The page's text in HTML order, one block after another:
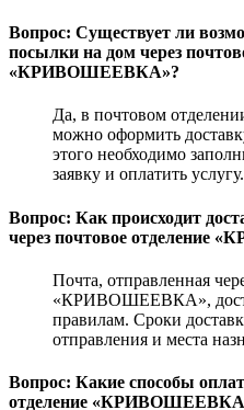
Вопрос: Существует ли
посылки на дом через
«КРИВОШЕЕВКА»?
Да, в почтовом
можно оформить
этого необходимо
заявку и оплатить услугу.
Вопрос: Как происходит
через почтовое
Почта, отправленная
«КРИВОШЕЕВКА»,
правилам. Сроки
отправления и места
Вопрос: Какие способы
отделение